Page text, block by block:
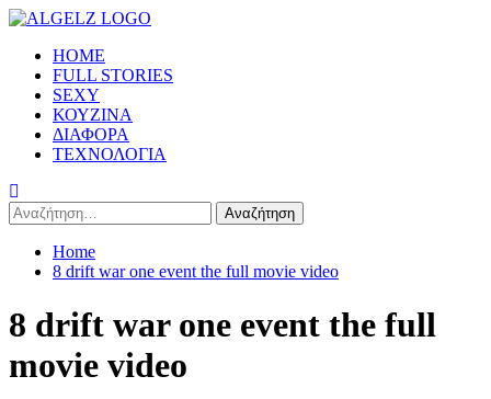
Skip
content
Primary
Menu
HOME
FULL STORIES
SEXY
ΚΟΥΖΙΝΑ
ΔΙΑΦΟΡΑ
ΤΕΧΝΟΛΟΓΙΑ
Αναζήτηση
για:
Home
8 drift war one event the full movie video
8 drift war one event the full
movie video